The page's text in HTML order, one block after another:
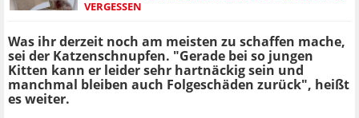
VERGESSEN
Was ihr derzeit noch am meisten zu schaffen mache,
sei der Katzenschnupfen. "Gerade bei so jungen
Kitten kann er leider sehr hartnäckig sein und
manchmal bleiben auch Folgeschäden zurück", heißt
es weiter.